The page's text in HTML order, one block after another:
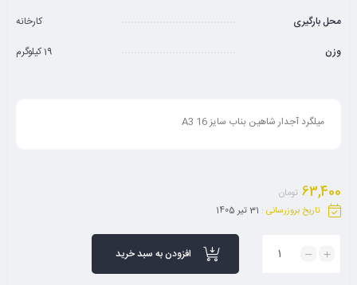
محل بارگیری
کارخانه
وزن
19 کیلوگرم
میلگرد آجدار شاهین بناب سایز 16 A3
63,400 تومان
تاریخ بروزرسانی : 31 تیر 1405
افزودن به سبد خرید